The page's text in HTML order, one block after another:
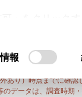
報
部、更新情報が異な
までお問い合わせくだ
あり）時点までに確
のデータは、調査時期